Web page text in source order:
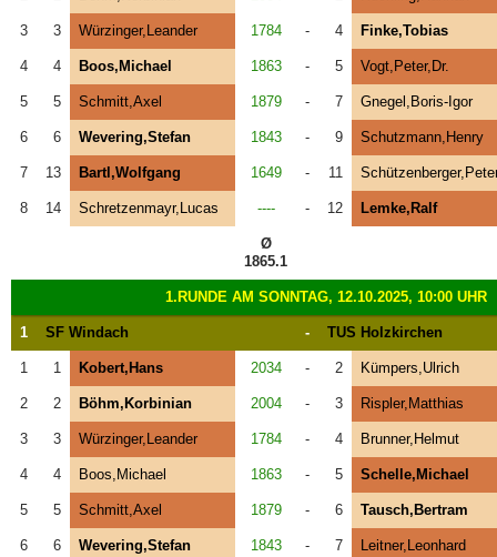
3 3 Würzinger,Leander 1784 - 4 Finke,Tobias
4 4 Boos,Michael 1863 - 5 Vogt,Peter,Dr.
5 5 Schmitt,Axel 1879 - 7 Gnegel,Boris-Igor
6 6 Wevering,Stefan 1843 - 9 Schutzmann,Henry
7 13 Bartl,Wolfgang 1649 - 11
8 14 Schretzenmayr,Lucas ---- - 12 Lemke,Ralf
Ø
1865.1
1.RUNDE AM SONNTAG, 12.10.2025, 10:00 UHR
1 SF Windach - TUS Holzkirchen
1 1 Kobert,Hans 2034 - 2 Kümpers,Ulrich
2 2 Böhm,Korbinian 2004 - 3 Rispler,Matthias
3 3 Würzinger,Leander 1784 - 4 Brunner,Helmut
4 4 Boos,Michael 1863 - 5 Schelle,Michael
5 5 Schmitt,Axel 1879 - 6 Tausch,Bertram
6 6 Wevering,Stefan 1843 - 7 Leitner,Leonhard